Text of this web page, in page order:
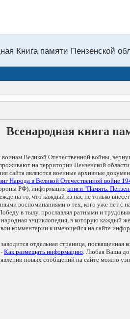
Книга памяти Пензенской
Всенародная книга
воинам Великой Отечественной войны,
на территории Пензенской
сайта являются военные архивные
Народа в Великой Отечественной войне
РФ), информация книги "Память.
на то, что каждый из нас не только
воспоминаниями о тех, кого уже нет с
в тылу, прославлял ратными и
народная энциклопедия, в которую каждый
комментарии к имеющейся на сайте
отдельная страница,
Как размещать информацию. Любая Ваша
новых сообщений на сайте можно